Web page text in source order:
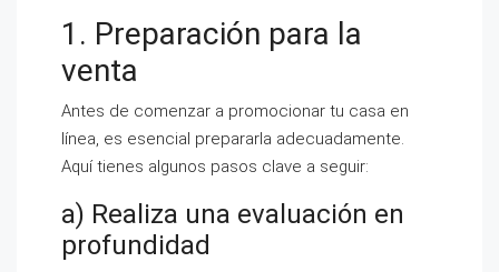
1. Preparación para la
venta
Antes de comenzar a promocionar tu casa en
línea, es esencial prepararla adecuadamente.
Aquí tienes algunos pasos clave a seguir:
a) Realiza una evaluación en
profundidad